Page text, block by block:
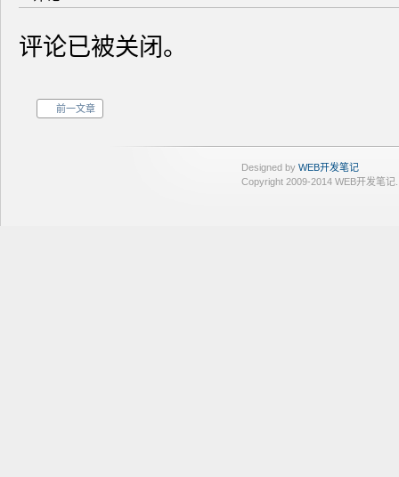
评论已被关闭。
前一文章
Designed by WEB开发笔记
Copyright 2009-2014 WEB开发笔